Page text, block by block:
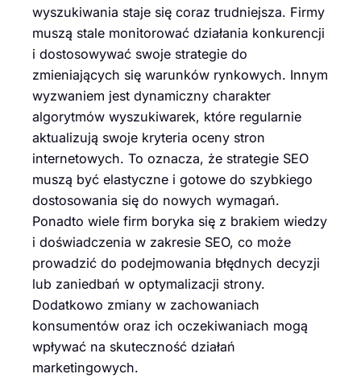
wyszukiwania staje się coraz trudniejsza. Firmy
muszą stale monitorować działania konkurencji
i dostosowywać swoje strategie do
zmieniających się warunków rynkowych. Innym
wyzwaniem jest dynamiczny charakter
algorytmów wyszukiwarek, które regularnie
aktualizują swoje kryteria oceny stron
internetowych. To oznacza, że strategie SEO
muszą być elastyczne i gotowe do szybkiego
dostosowania się do nowych wymagań.
Ponadto wiele firm boryka się z brakiem wiedzy
i doświadczenia w zakresie SEO, co może
prowadzić do podejmowania błędnych decyzji
lub zaniedbań w optymalizacji strony.
Dodatkowo zmiany w zachowaniach
konsumentów oraz ich oczekiwaniach mogą
wpływać na skuteczność działań
marketingowych.